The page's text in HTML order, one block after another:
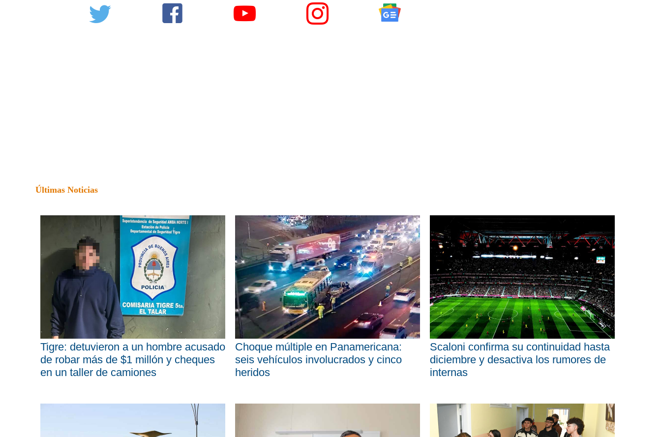
Últimas Noticias
Tigre: detuvieron a un hombre acusado
de robar más de $1 millón y cheques
en un taller de camiones
Choque múltiple en Panamericana:
seis vehículos involucrados y cinco
heridos
Scaloni confirma su continuidad hasta
diciembre y desactiva los rumores de
internas